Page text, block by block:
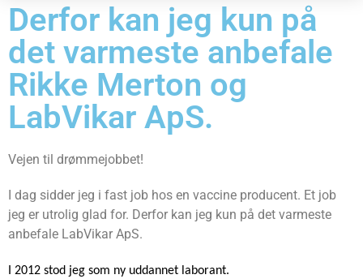
Derfor kan jeg kun på
det varmeste anbefale
Rikke Merton og
LabVikar ApS.
Vejen til drømmejobbet!
I dag sidder jeg i fast job hos en vaccine producent. Et job
jeg er utrolig glad for. Derfor kan jeg kun på det varmeste
anbefale LabVikar ApS.
I 2012 stod jeg som ny uddannet laborant.